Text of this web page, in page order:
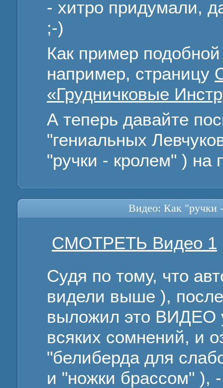
- хитро придумали,
;-)
Как пример
например, страницу
«Грудничковые
А теперь давайте
"гениальных
"ручки - кролем" ) на
Видео: Как "ручки
СМОТРЕТЬ Видео 1
Судя по тому, что
видели выше ),
выложил это ВИДЕО
всяких сомнений, и
"белиберда для
и "ножки брассом" ),